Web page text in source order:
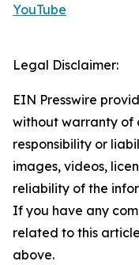
YouTube
Legal Disclaimer:
EIN Presswire
without warranty of
responsibility or
images, videos,
reliability of the
If you have any
related to this
above.